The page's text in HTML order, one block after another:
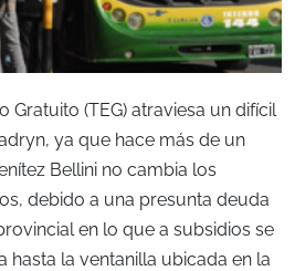
Gratuito (TEG) atraviesa un difícil
ya que hace más de un
Bellini no cambia los
debido a una presunta deuda
en lo que a subsidios se
hasta la ventanilla ubicada en la